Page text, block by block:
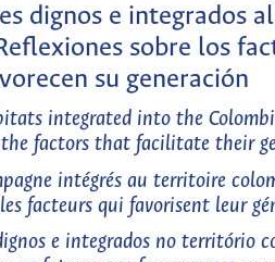
dignos e integrados
sobre los
su generación
integrated into the
factors that facilitate their
intégrés au territoire
facteurs qui favorisent leur
e integrados no território